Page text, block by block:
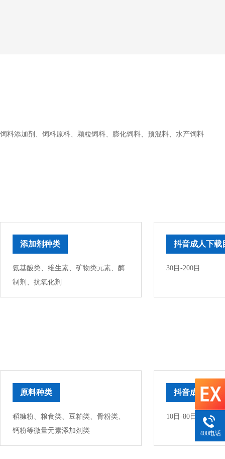
饲料添加剂、饲料原料、颗粒饲料、膨化饲料、预混料、水产饲料
添加剂种类
氨基酸类、维生素、矿物类元素、酶
制剂、抗氧化剂
抖音成人下载
30目-200目
原料种类
稻糠粉、粮食类、豆粕类、骨粉类、
钙粉等微量元素添加剂类
抖音成人下载
10目-80目
400电话